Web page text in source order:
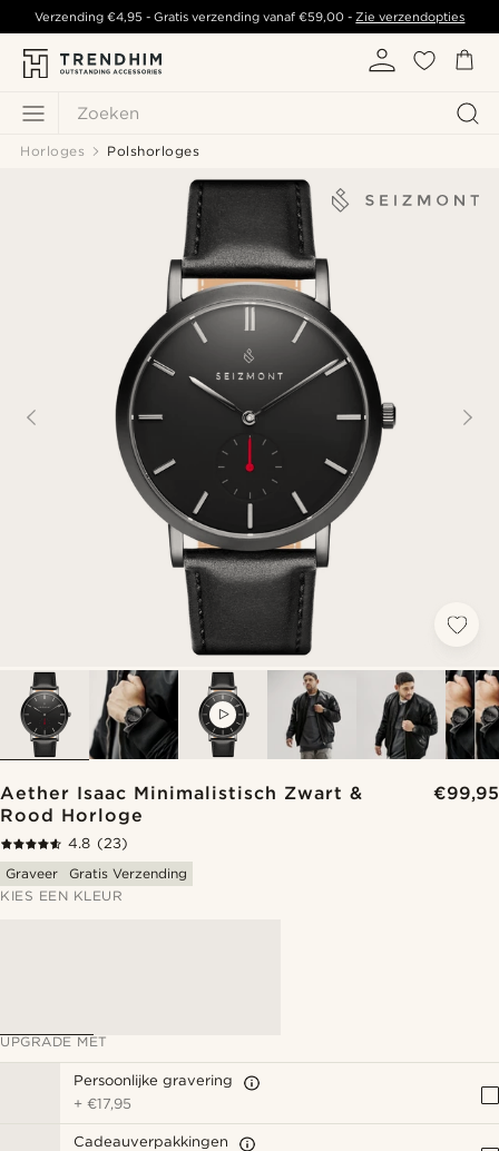
Zoeken
Verzending €4,95 - Gratis verzending vanaf€59,00 -Zie verzendopties
Horloges Polshorloges
Aether Isaac Minimalistisch Zwart &
Rood Horloge
€99,95
4.8 (23)
Graveer
Gratis Verzending
KIES EEN KLEUR
UPGRADE MET
Persoonlijke gravering
+€17,95
Cadeauverpakkingen